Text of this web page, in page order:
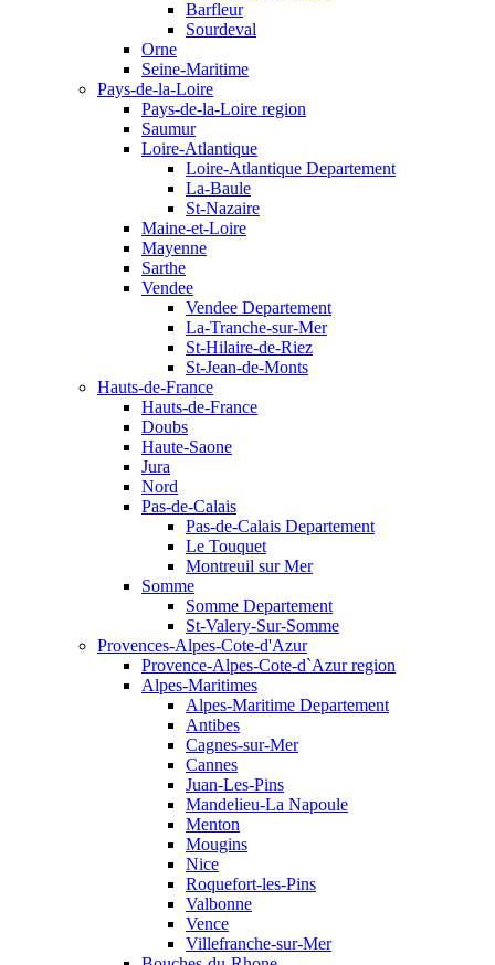
Barfleur
Sourdeval
Orne
Seine-Maritime
Pays-de-la-Loire
Pays-de-la-Loire region
Saumur
Loire-Atlantique
Loire-Atlantique Departement
La-Baule
St-Nazaire
Maine-et-Loire
Mayenne
Sarthe
Vendee
Vendee Departement
La-Tranche-sur-Mer
St-Hilaire-de-Riez
St-Jean-de-Monts
Hauts-de-France
Hauts-de-France
Doubs
Haute-Saone
Jura
Nord
Pas-de-Calais
Pas-de-Calais Departement
Le Touquet
Montreuil sur Mer
Somme
Somme Departement
St-Valery-Sur-Somme
Provences-Alpes-Cote-d'Azur
Provence-Alpes-Cote-d`Azur region
Alpes-Maritimes
Alpes-Maritime Departement
Antibes
Cagnes-sur-Mer
Cannes
Juan-Les-Pins
Mandelieu-La Napoule
Menton
Mougins
Nice
Roquefort-les-Pins
Valbonne
Vence
Villefranche-sur-Mer